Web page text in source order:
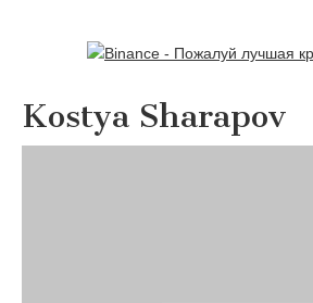
LeVeLcash
Kostya Sharapov